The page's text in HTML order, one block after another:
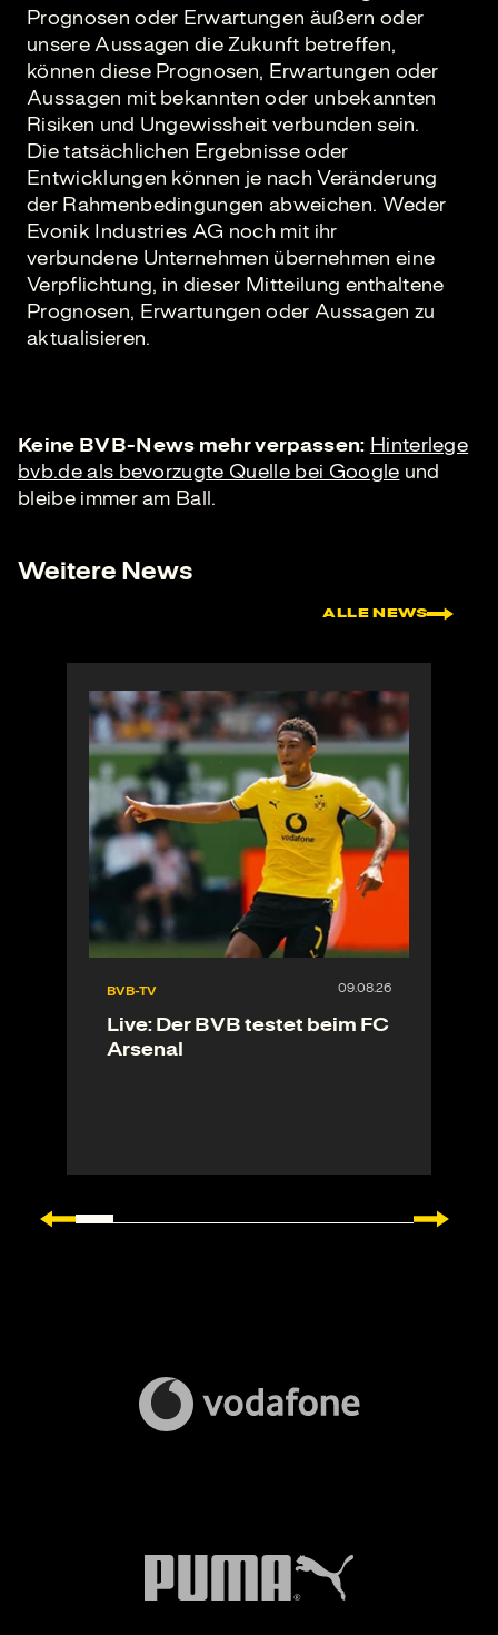
Prognosen oder Erwartungen äußern oder
unsere Aussagen die Zukunft betreffen,
können diese Prognosen, Erwartungen oder
Aussagen mit bekannten oder unbekannten
Risiken und Ungewissheit verbunden sein.
Die tatsächlichen Ergebnisse oder
Entwicklungen können je nach Veränderung
der Rahmenbedingungen abweichen. Weder
Evonik Industries AG noch mit ihr
verbundene Unternehmen übernehmen eine
Verpflichtung, in dieser Mitteilung enthaltene
Prognosen, Erwartungen oder Aussagen zu
aktualisieren.
Keine BVB-News mehr verpassen: Hinterlege
bvb.de als bevorzugte Quelle bei Google und
bleibe immer am Ball.
Weitere News
ALLE NEWS
BVB-TV
Live: Der BVB testet beim FC
Arsenal